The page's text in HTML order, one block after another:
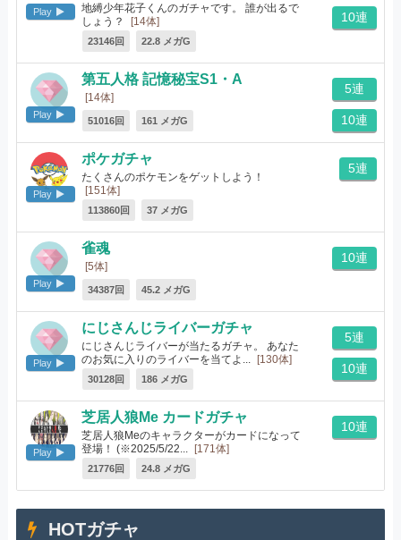
Play
地縛少年花子くんのガチャです。 誰が出るで
しょう？
[14体]
23146回 22.8 メガG
10連
Play
第五人格 記憶秘宝S1・A
[14体]
51016回 161 メガG
5連
10連
Play
ポケガチャ
たくさんのポケモンをゲットしよう！
[151体]
113860回 37 メガG
5連
Play
雀魂
[5体]
34387回 45.2 メガG
10連
Play
にじさんじライバーガチャ
にじさんじライバーが当たるガチャ。 あなた
のお気に入りのライバーを当てよ...
[130体]
30128回 186 メガG
5連
10連
Play
芝居人狼Me カードガチャ
芝居人狼Meのキャラクターがカードになって
登場！ (※2025/5/22...
[171体]
21776回 24.8 メガG
10連
HOTガチャ